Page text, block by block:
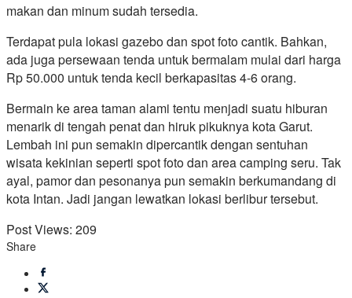
makan dan minum sudah tersedia.
Terdapat pula lokasi gazebo dan spot foto cantik. Bahkan,
ada juga persewaan tenda untuk bermalam mulai dari harga
Rp 50.000 untuk tenda kecil berkapasitas 4-6 orang.
Bermain ke area taman alami tentu menjadi suatu hiburan
menarik di tengah penat dan hiruk pikuknya kota Garut.
Lembah ini pun semakin dipercantik dengan sentuhan
wisata kekinian seperti spot foto dan area camping seru. Tak
ayal, pamor dan pesonanya pun semakin berkumandang di
kota Intan. Jadi jangan lewatkan lokasi berlibur tersebut.
Post Views: 209
Share